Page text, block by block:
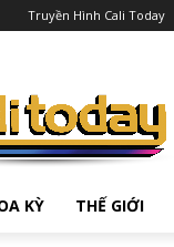
Truyền Hình Cali Today
KỲ THẾ GIỚI